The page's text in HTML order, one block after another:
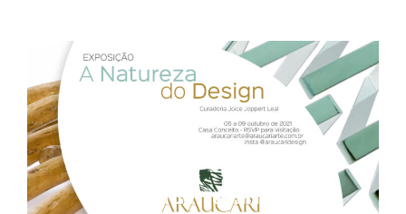
Estamos na DW! Semana de Design